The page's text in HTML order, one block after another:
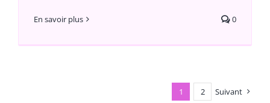
En savoir plus 0
1 2 Suivant